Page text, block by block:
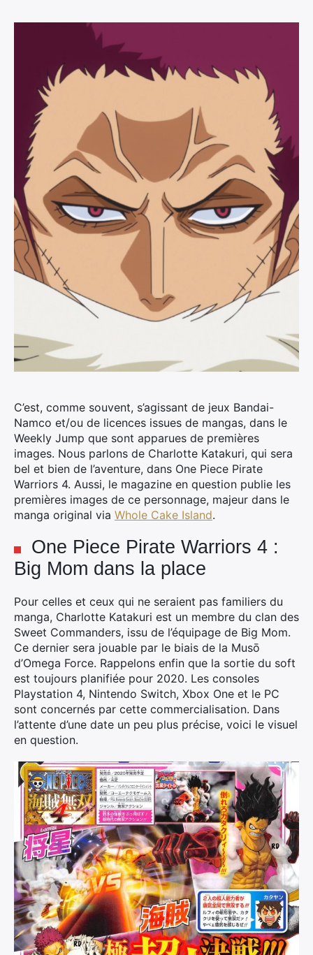
C’est, comme souvent, s’agissant de jeux Bandai-
Namco et/ou de licences issues de mangas, dans le
Weekly Jump que sont apparues de premières
images. Nous parlons de Charlotte Katakuri, qui sera
bel et bien de l’aventure, dans One Piece Pirate
Warriors 4. Aussi, le magazine en question publie les
premières images de ce personnage, majeur dans le
manga original via Whole Cake Island.
One Piece Pirate Warriors 4 :
Big Mom dans la place
Pour celles et ceux qui ne seraient pas familiers du
manga, Charlotte Katakuri est un membre du clan des
Sweet Commanders, issu de l’équipage de Big Mom.
Ce dernier sera jouable par le biais de la Musō
d’Omega Force. Rappelons enfin que la sortie du soft
est toujours planifiée pour 2020. Les consoles
Playstation 4, Nintendo Switch, Xbox One et le PC
sont concernés par cette commercialisation. Dans
l’attente d’une date un peu plus précise, voici le visuel
en question.